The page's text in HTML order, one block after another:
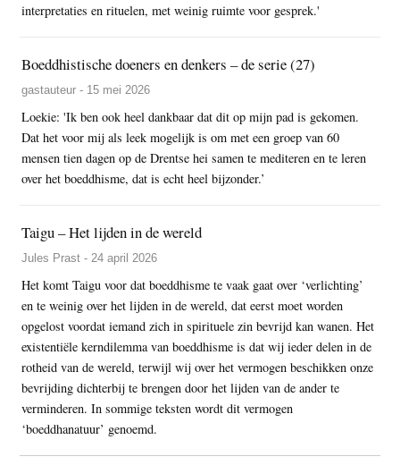
interpretaties en rituelen, met weinig ruimte voor gesprek.'
Boeddhistische doeners en denkers – de serie (27)
gastauteur - 15 mei 2026
Loekie: 'Ik ben ook heel dankbaar dat dit op mijn pad is gekomen.
Dat het voor mij als leek mogelijk is om met een groep van 60
mensen tien dagen op de Drentse hei samen te mediteren en te leren
over het boeddhisme, dat is echt heel bijzonder.’
Taigu – Het lijden in de wereld
Jules Prast - 24 april 2026
Het komt Taigu voor dat boeddhisme te vaak gaat over ‘verlichting’
en te weinig over het lijden in de wereld, dat eerst moet worden
opgelost voordat iemand zich in spirituele zin bevrijd kan wanen. Het
existentiële kerndilemma van boeddhisme is dat wij ieder delen in de
rotheid van de wereld, terwijl wij over het vermogen beschikken onze
bevrijding dichterbij te brengen door het lijden van de ander te
verminderen. In sommige teksten wordt dit vermogen
‘boeddhanatuur’ genoemd.